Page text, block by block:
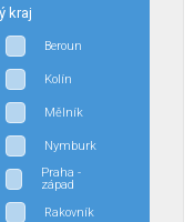
kraj
Beroun
Kolín
Mělník
Nymburk
Praha -
západ
Rakovník